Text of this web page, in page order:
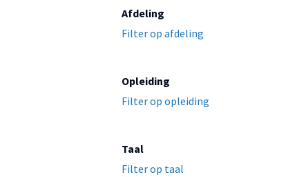
Afdeling
Filter op afdeling
Opleiding
Filter op opleiding
Taal
Filter op taal